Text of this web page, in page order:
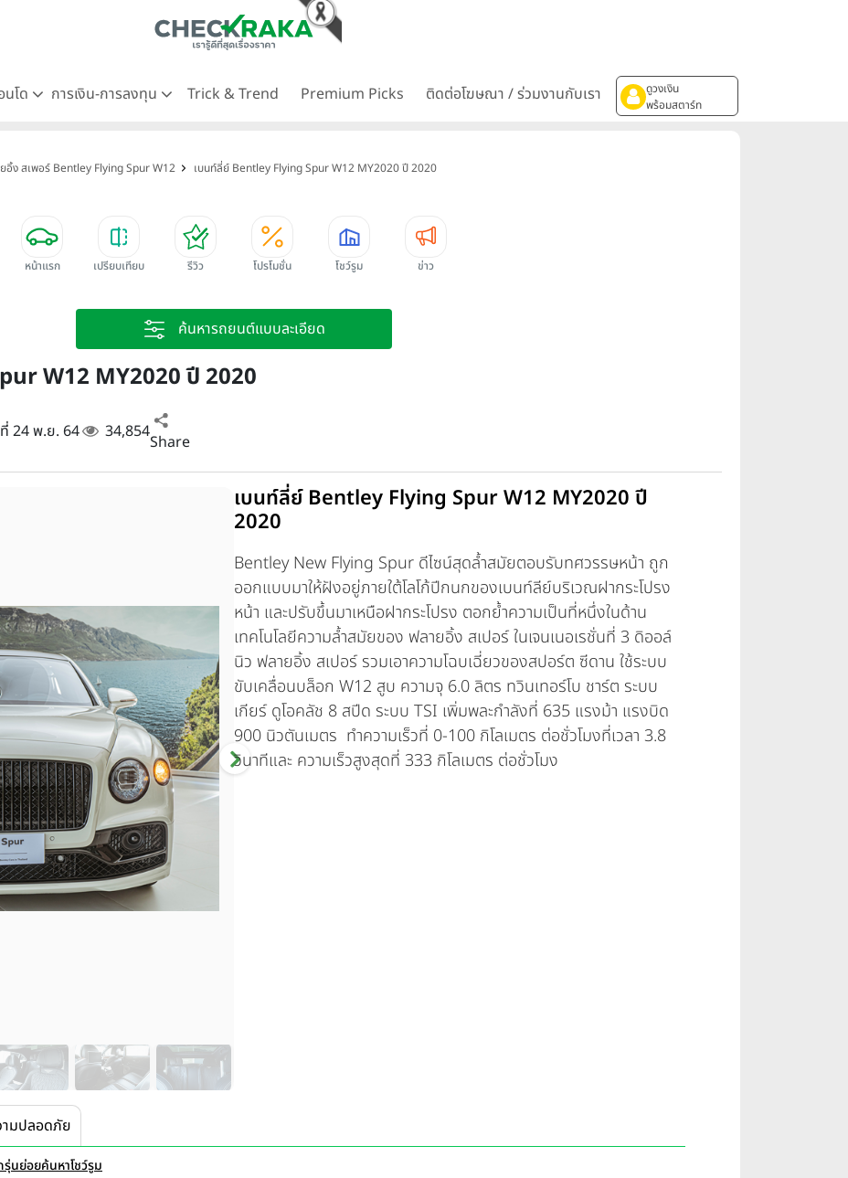
โด การเงิน-การลงทุน Trick & Trend Premium Picks ติดต่อโฆษณา / ร่วมงานกับเรา
ดูวงเงิน
พร้อมสตาร์ท
อิ้ง สเพอร์ Bentley Flying Spur W12 เบนท์ลี่ย์ Bentley Flying Spur W12 MY2020 ปี 2020
หน้าแรก เปรียบเทียบ รีวิว โปรโมชั่น โชว์รูม ข่าว
ค้นหารถยนต์แบบละเอียด
W12 MY2020 ปี 2020
24 พ.ย. 64 34,854Share
เบนท์ลี่ย์ Bentley Flying Spur W12 MY2020 ปี
2020
Bentley New Flying Spur ดีไซน์สุดล้ำสมัยตอบรับทศวรรษหน้า ถูก
ออกแบบมาให้ฝังอยู่ภายใต้โลโก้ปีกนกของเบนท์ลีย์บริเวณฝากระโปรง
หน้า และปรับขึ้นมาเหนือฝากระโปรง ตอกย้ำความเป็นที่หนึ่งในด้าน
เทคโนโลยีความล้ำสมัยของ ฟลายอิ้ง สเปอร์ ในเจนเนอเรชั่นที่ 3 ดิออล์
นิว ฟลายอิ้ง สเปอร์ รวมเอาความโฉบเฉี่ยวของสปอร์ต ซีดาน ใช้ระบบ
ขับเคลื่อนบล็อก W12 สูบ ความจุ 6.0 ลิตร ทวินเทอร์โบ ชาร์ต ระบบ
เกียร์ ดูโอคลัช 8 สปีด ระบบ TSI เพิ่มพละกำลังที่ 635 แรงม้า แรงบิด
900 นิวตันเมตร ทำความเร็วที่ 0-100 กิโลเมตร ต่อชั่วโมงที่เวลา 3.8
วินาทีและ ความเร็วสูงสุดที่ 333 กิโลเมตร ต่อชั่วโมง
มปลอดภัย
นย่อยค้นหาโชว์รูม